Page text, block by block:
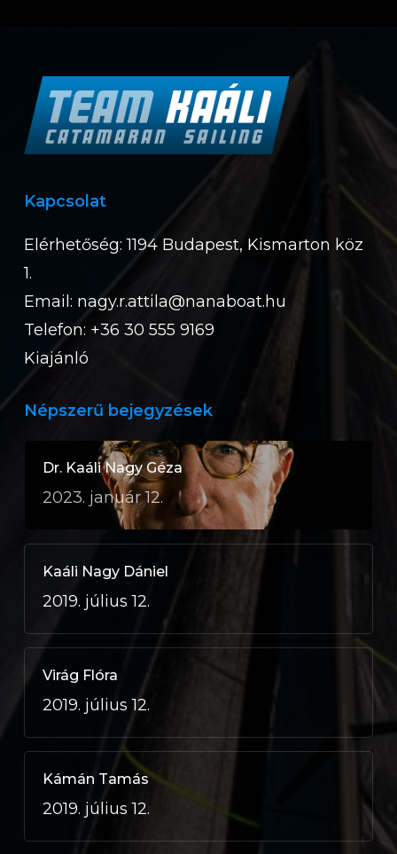
Kapcsolat
Elérhetőség: 1194 Budapest, Kismarton köz
1.
Email: nagy.r.attila@nanaboat.hu
Telefon: +36 30 555 9169
Kiajánló
Népszerű bejegyzések
Dr. Kaáli Nagy Géza
2023. január 12.
Kaáli Nagy Dániel
2019. július 12.
Virág Flóra
2019. július 12.
Kámán Tamás
2019. július 12.